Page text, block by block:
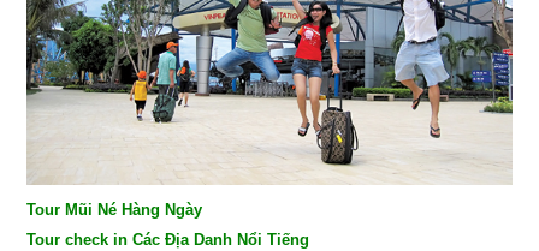
Tour Mũi Né Hàng Ngày
Tour check in Các Địa Danh Nổi Tiếng